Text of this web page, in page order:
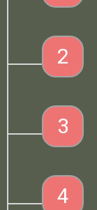
2
3
4